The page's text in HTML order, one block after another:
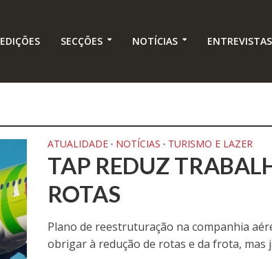
EDIÇÕES SECÇÕES NOTÍCIAS ENTREVISTAS
ATUALIDADE • NOTÍCIAS • TURISMO E LAZER
TAP REDUZ
ROTAS
Plano de reestruturação na companhia
obrigar à redução de rotas e da frota, mas